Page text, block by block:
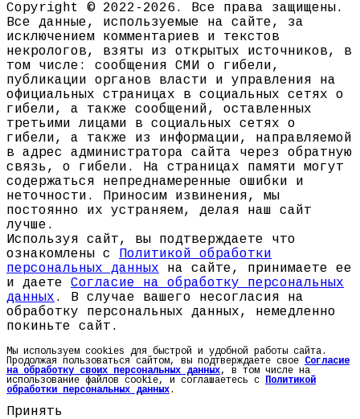
Copyright © 2022-2026. Все права защищены.
Все данные, используемые на сайте, за
исключением комментариев и текстов
некрологов, взяты из открытых источников, в
том числе: сообщения СМИ о гибели,
публикации органов власти и управления на
официальных страницах в социальных сетях о
гибели, а также сообщений, оставленных
третьими лицами в социальных сетях о
гибели, а также из информации, направляемой
в адрес администратора сайта через обратную
связь, о гибели. На страницах памяти могут
содержаться непреднамеренные ошибки и
неточности. Приносим извинения, мы
постоянно их устраняем, делая наш сайт
лучше.
Используя сайт, вы подтверждаете что
ознакомлены с Политикой обработки
персональных данных на сайте, принимаете ее
и даете Согласие на обработку персональных
данных . В случае вашего несогласия на
обработку персональных данных, немедленно
покиньте сайт.
Мы используем cookies для быстрой и удобной работы сайта.
Продолжая пользоваться сайтом, вы подтверждаете свое Согласие
на обработку своих персональных данных, в том числе на
использование файлов cookie, и соглашаетесь с Политикой
обработки персональных данных.
Принять